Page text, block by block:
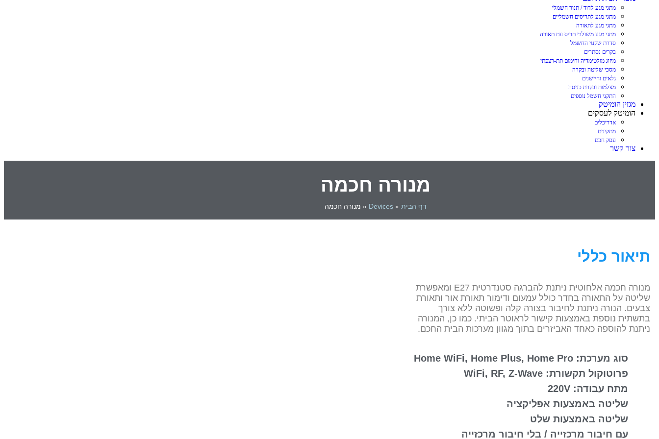
מתגי מגע לדוד / תנור חשמלי
מתגי מגע לתריסים חשמליים
מתגי מגע לתאורה
מתגי מגע משולבי תריס עם תאורה
סדרת שקעי החשמל
בקרים נסתרים
מיזוג מולטימדיה וחימום תת-רצפתי
מסכי שליטה ובקרה
גלאים וחיישנים
מצלמות ובקרת כניסה
התקני חשמל נוספים
מגזין הומיטק
הומיטק לעסקים
אדריכלים
מתקינים
עסק חכם
צור קשר
מנורה חכמה
דף הבית »
Devices
» מנורה חכמה
תיאור כללי
מנורה חכמה אלחוטית ניתנת להברגה סטנדרטית E27 ומאפשרת
שליטה על התאורה בחדר כולל עמעום ודימור תאורת אור ותאורת
צבעים. הנורה ניתנת לחיבור בצורה קלה ופשוטה ללא צורך
בתשתית נוספת באמצעות קישור לראוטר הביתי. כמו כן, המנורה
ניתנת להוספה כאחד האביזרים בתוך מגוון מערכות הבית החכם.
סוג מערכת: Home WiFi, Home Plus, Home Pro
פרוטוקול תקשורת: WiFi, RF, Z-Wave
מתח עבודה: 220V
שליטה באמצעות אפליקציה
שליטה באמצעות שלט
עם חיבור מרכזייה / בלי חיבור מרכזייה